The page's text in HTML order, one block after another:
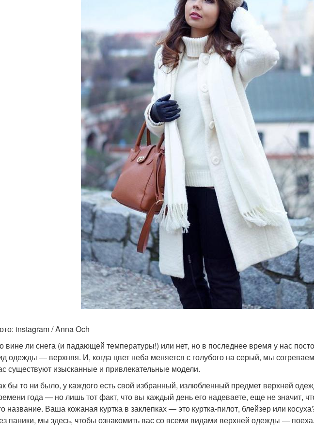
instagram / Anna Och
вине ли снега (и падающей температуры!) или нет, но в последнее время у нас
одежды — верхняя. И, когда цвет неба меняется с голубого на серый, мы
существуют изысканные и привлекательные модели.
бы то ни было, у каждого есть свой избранный, излюбленный предмет верхней
года — но лишь тот факт, что вы каждый день его надеваете, еще не значит,
название. Ваша кожаная куртка в заклепках — это куртка-пилот, блейзер или
паники, мы здесь, чтобы ознакомить вас со всеми видами верхней одежды —